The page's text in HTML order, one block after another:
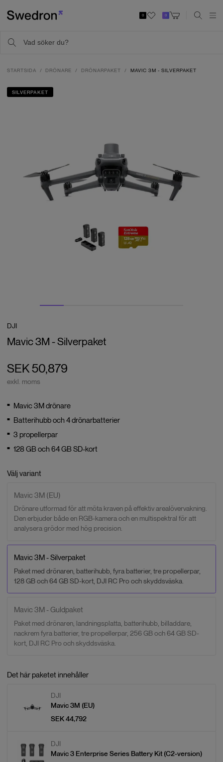
0 0
STARTSIDA DRÖNARE DRÖNARPAKET MAVIC 3M - SILVERPAKET
SILVERPAKET
DJI
Mavic 3M - Silverpaket
SEK 50,879
exkl. moms
Mavic 3M drönare
Batterihubb och 4 drönarbatterier
3 propellerpar
128 GB och 64 GB SD-kort
Välj variant
Mavic 3M (EU)
Drönare utformad för att möta kraven på effektiv arealövervakning.
Den erbjuder både en RGB-kamera och en multispektral för att
analysera grödor med hög precision.
Mavic 3M - Silverpaket
Paket med drönaren, batterihubb, fyra batterier, tre propellerpar,
128 GB och 64 GB SD-kort, DJI RC Pro och skyddsväska.
Mavic 3M - Guldpaket
Paket med drönaren, landningsplatta, batterihubb, billaddare,
nackrem fyra batterier, tre propellerpar, 256 GB och 64 GB SD-
kort, DJI RC Pro och skyddsväska.
Det här paketet innehåller
DJI
Mavic 3M (EU)
SEK 44,792
DJI
Mavic 3 Enterprise Series Battery Kit (C2-version)